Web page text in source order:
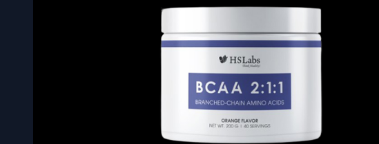
Όγκου
Διεγερτικά
Τεστοστερόνης
Επιστροφή